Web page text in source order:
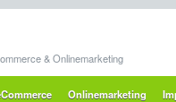
& Onlinemarketing
Onlinemarketing